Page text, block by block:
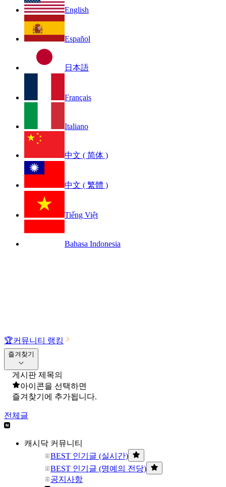
English
Español
日本語
Français
Italiano
中文 ( 简体 )
中文 ( 繁體 )
Tiếng Việt
Bahasa Indonesia
🏆커뮤니티 랭킹
즐겨찾기
게시판 제목의
아이콘을 선택하면
즐겨찾기에 추가됩니다.
전체글
캐시닥 커뮤니티
BEST 인기글 (실시간)
BEST 인기글 (명예의 전당)
공지사항